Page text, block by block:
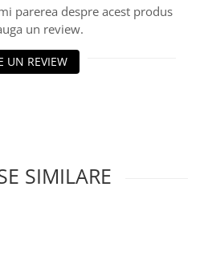
parerea despre acest produs
un review.
UN REVIEW
SIMILARE